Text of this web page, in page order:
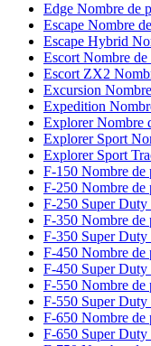
Edge Nombre de
Escape Nombre
Escape Hybrid
Escort Nombre de
Escort ZX2
Excursion
Expedition
Explorer Nombre
Explorer Sport
Explorer Sport
F-150 Nombre de
F-250 Nombre de
F-250 Super Duty
F-350 Nombre de
F-350 Super Duty
F-450 Nombre de
F-450 Super Duty
F-550 Nombre de
F-550 Super Duty
F-650 Nombre de
F-650 Super Duty